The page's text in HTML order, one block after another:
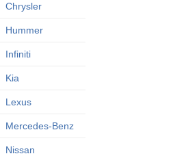
Chrysler
Hummer
Infiniti
Kia
Lexus
Mercedes-Benz
Nissan